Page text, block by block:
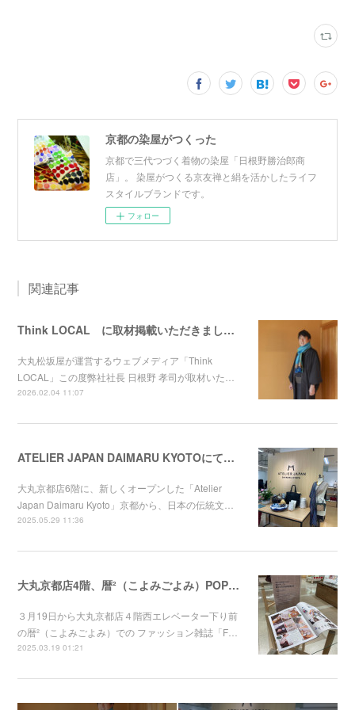
京都の染屋がつくった
京都で三代つづく着物の染屋「日根野勝治郎商
店」。 染屋がつくる京友禅と絹を活かしたライフ
スタイルブランドです。
フォロー
関連記事
Think LOCAL に取材掲載いただきました！
大丸松坂屋が運営するウェブメディア「Think
LOCAL」この度弊社社長 日根野 孝司が取材いた…
2026.02.04 11:07
ATELIER JAPAN DAIMARU KYOTOにてChameleon Band for Apple Watchの取り扱いが始まりまました。
大丸京都店6階に、新しくオープンした「Atelier
Japan Daimaru Kyoto」京都から、日本の伝統文…
2025.05.29 11:36
大丸京都店4階、暦²（こよみごよみ）POP UPに"京都の染屋がつくった™"出展します。
３月19日から大丸京都店４階西エレベーター下り前
の暦²（こよみごよみ）での ファッション雑誌「F…
2025.03.19 01:21